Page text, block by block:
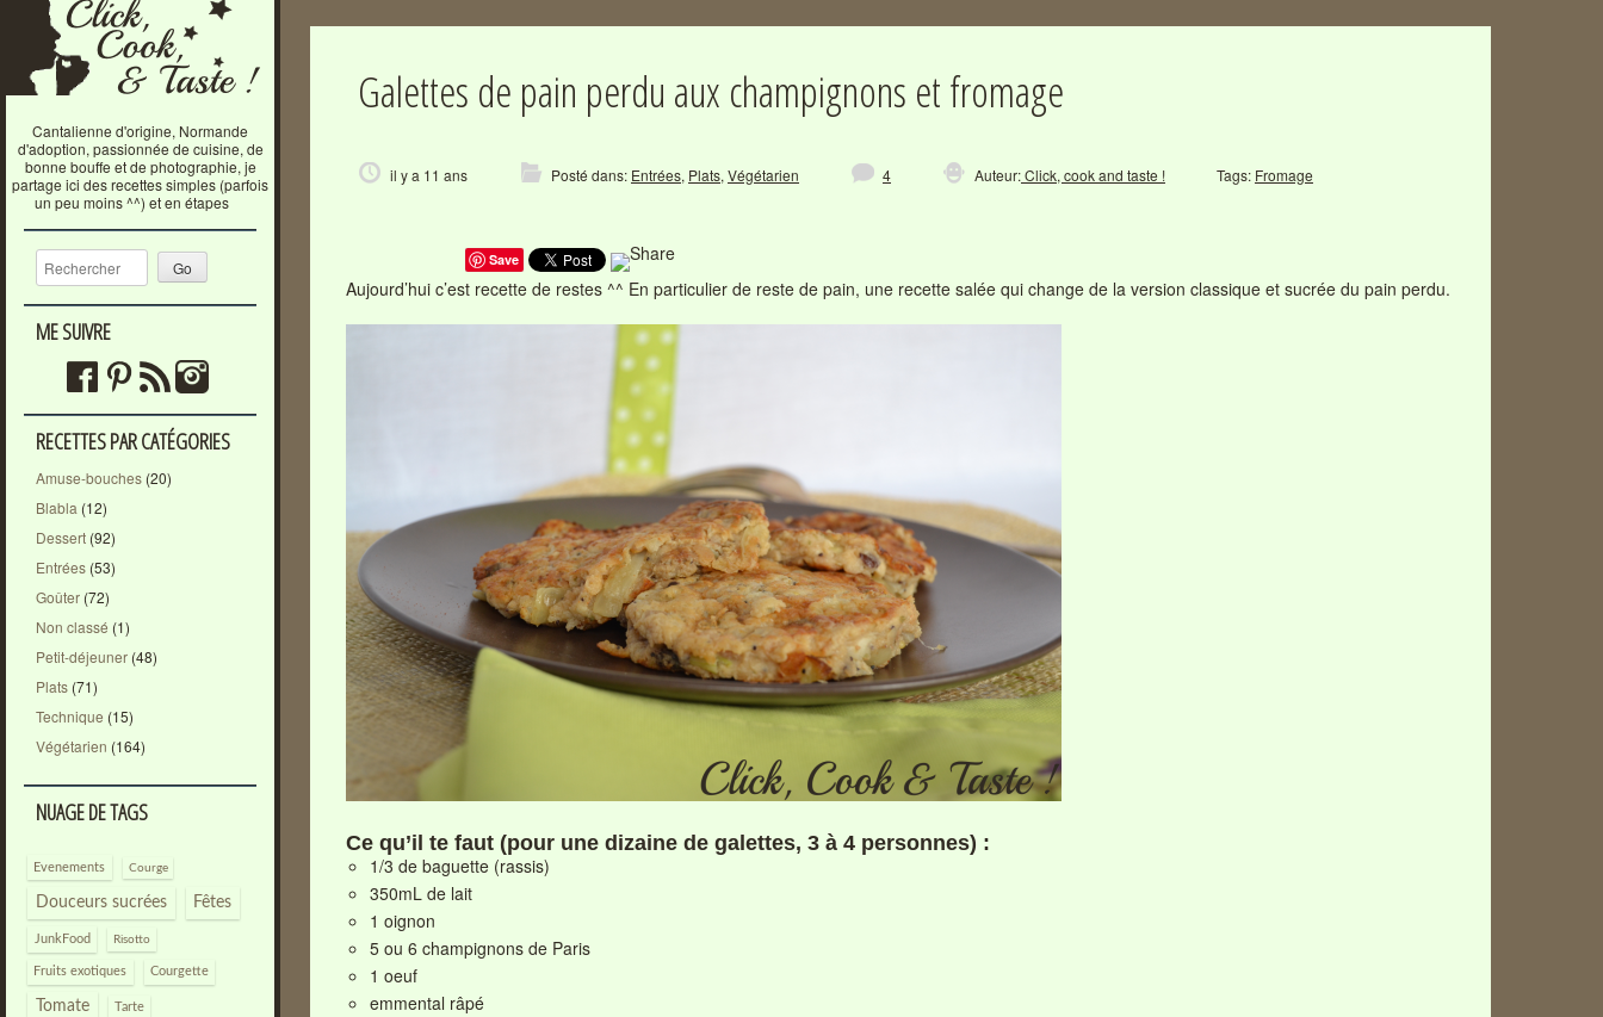
Cantalienne d'origine, Normande
d'adoption, passionnée de cuisine, de
bonne bouffe et de photographie, je
partage ici des recettes simples (parfois
un peu moins ^^) et en étapes
Recherche
ME SUIVRE
RECETTES PAR CATÉGORIES
Amuse-bouches (20)
Blabla (12)
Dessert (92)
Entrées (53)
Goûter (72)
Non classé (1)
Petit-déjeuner (48)
Plats (71)
Technique (15)
Végétarien (164)
NUAGE DE TAGS
Evenements Courge
Douceurs sucrées Fêtes
JunkFood Risotto
Fruits exotiques Courgette
Tomate Tarte
Galettes de pain perdu aux champignons et fromage
il y a 11 ans Posté dans: Entrées, Plats, Végétarien 4 Auteur:Click, cook and taste ! Tags: Fromage
Save
Aujourd’hui c’est recette de restes ^^ En particulier de reste de pain, une recette salée qui change de la version classique et sucrée du pain perdu.
Ce qu’il te faut (pour une dizaine de galettes, 3 à 4 personnes) :
1/3 de baguette (rassis)
350mL de lait
1 oignon
5 ou 6 champignons de Paris
1 oeuf
emmental râpé